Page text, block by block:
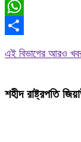
Email
WhatsApp
এই বিভাগের আরও
শহীদ রাষ্ট্রপতি